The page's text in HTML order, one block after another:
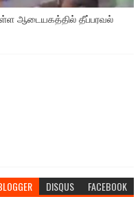
உள்ள ஆடையகத்தில் தீப்பரவல்
DISQUS FACEBOOK